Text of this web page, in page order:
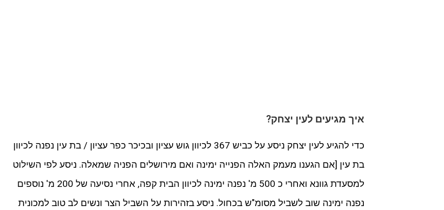
איך מגיעים לעין יצחק?
כדי להגיע לעין יצחק ניסע על כביש 367 לכיוון גוש עציון ובכיכר כפר עציון / בת עין נפנה לכיוון
בת עין [אם הגענו מעמק האלה הפנייה ימינה ואם מירושלים הפניה שמאלה. ניסע לפי השילוט
למסעדת גוונא ואחרי כ 500 מ' נפנה ימינה לכיוון הבית קפה, אחרי נסיעה של 200 מ' נוספים
נפנה ימינה שוב לשביל מסומ"ש בכחול. ניסע בזהירות על השביל הצר ונשים לב טוב למכונית